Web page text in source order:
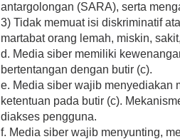
antargolongan (SARA), serta
3) Tidak memuat isi diskriminatif
martabat orang lemah, miskin,
d. Media siber memiliki
bertentangan dengan butir (c).
e. Media siber wajib menyediakan
ketentuan pada butir (c).
diakses pengguna.
f. Media siber wajib menyunting,